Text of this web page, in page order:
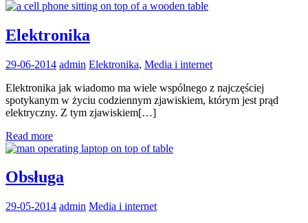
Elektronika
29-06-2014 admin Elektronika, Media i internet
Elektronika jak wiadomo ma wiele wspólnego z najczęściej
spotykanym w życiu codziennym zjawiskiem, którym jest prąd
elektryczny. Z tym zjawiskiem[…]
Read more
Obsługa
29-05-2014 admin Media i internet